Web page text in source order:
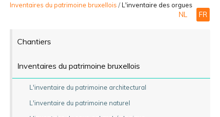
PARTICIPER
Inventaires du patrimoine bruxellois /L'inventaire des orgues
NL FR
Chantiers
Inventaires du patrimoine bruxellois
L'inventaire du patrimoine architectural
L'inventaire du patrimoine naturel